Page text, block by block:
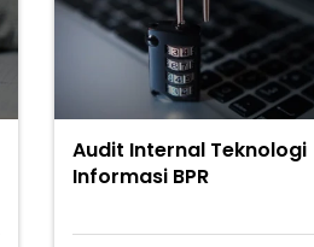
Audit Internal Teknologi
Informasi BPR